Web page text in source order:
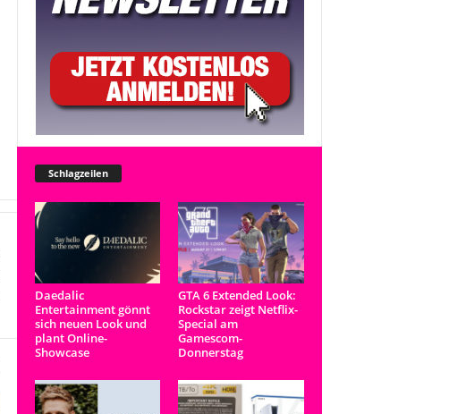
Schlagzeilen
Daedalic
Entertainment gönnt
sich neuen Look und
plant Online-
Showcase
GTA 6 Extended Look:
Rockstar zeigt Netflix-
Special am
Gamescom-
Donnerstag